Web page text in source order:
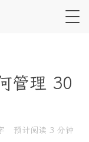
管理 30
预计阅读 3 分钟